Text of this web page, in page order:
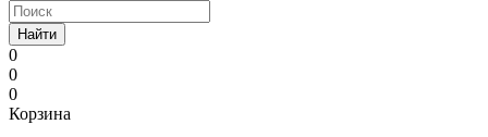
Найти
0
0
0
Корзина